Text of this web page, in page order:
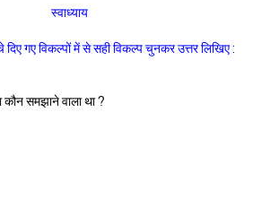
स्वाध्याय
दिए गए विकल्पों में से सही विकल्प चुनकर उत्तर लिखिए :
कौन समझाने वाला था ?